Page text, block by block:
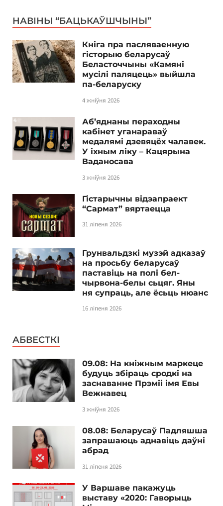
НАВІНЫ “БАЦЬКАЎШЧЫНЫ”
Кніга пра пасляваенную
гісторыю беларусаў
Беласточчыны «Камяні
мусілі паляцець» выйшла
па-беларуску
4 жніўня 2026
Аб’яднаны пераходны
кабінет уганараваў
медалямі дзевяцёх чалавек.
У іхным ліку – Кацярына
Ваданосава
3 жніўня 2026
Гістарычны відэапраект
“Сармат” вяртаецца
31 ліпеня 2026
Грунвальдзкі музэй адказаў
на просьбу беларусаў
паставіць на полі бел-
чырвона-белы сьцяг. Яны
ня супраць, але ёсьць нюанс
16 ліпеня 2026
АБВЕСТКІ
09.08: На кніжным маркеце
будуць збіраць сродкі на
заснаванне Прэміі імя Евы
Вежнавец
3 жніўня 2026
08.08: Беларусаў Падляшша
запрашаюць аднавіць даўні
абрад
31 ліпеня 2026
У Варшаве пакажуць
выставу «2020: Гаворыць